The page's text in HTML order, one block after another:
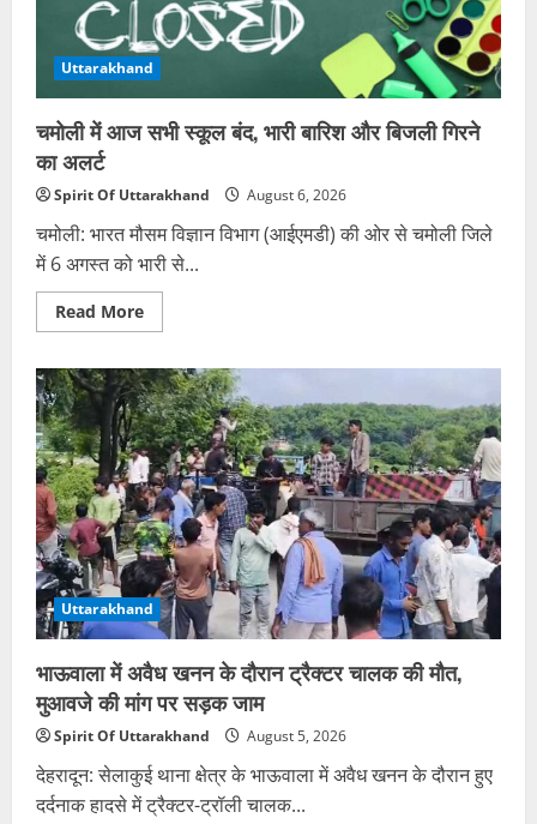
छोड़ने
का
आरोप
Uttarakhand
चमोली में आज सभी स्कूल बंद, भारी बारिश और बिजली गिरने
का अलर्ट
Spirit Of Uttarakhand August 6, 2026
चमोली: भारत मौसम विज्ञान विभाग (आईएमडी) की ओर से चमोली जिले
में 6 अगस्त को भारी से...
Read MoreRead
more
में
आज
सभी
स्कूल
बंद,
भारी
बारिश
और
बिजली
गिरने
का
अलर्ट
Uttarakhand
भाऊवाला में अवैध खनन के दौरान ट्रैक्टर चालक की मौत,
मुआवजे की मांग पर सड़क जाम
Spirit Of Uttarakhand August 5, 2026
देहरादून: सेलाकुई थाना क्षेत्र के भाऊवाला में अवैध खनन के दौरान हुए
दर्दनाक हादसे में ट्रैक्टर-ट्रॉली चालक...